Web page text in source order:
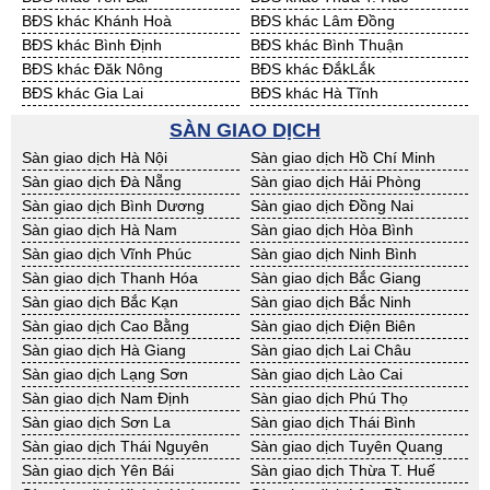
BĐS khác Khánh Hoà
BĐS khác Lâm Đồng
BĐS khác Bình Định
BĐS khác Bình Thuận
BĐS khác Đăk Nông
BĐS khác ĐắkLắk
BĐS khác Gia Lai
BĐS khác Hà Tĩnh
BĐS khác Ninh Thuận
BĐS khác Phú Yên
BĐS khác Quảng Bình
BĐS khác Quảng Nam
BĐS khác Quảng Ngãi
BĐS khác Bà Rịa - VT
BĐS khác Cần Thơ
BĐS khác An Giang
BĐS khác Bạc Liêu
BĐS khác Bến Tre
BĐS khác Bình Phước
BĐS khác Cà Mau
BĐS khác Đồng Tháp
BĐS khác Hậu Giang
BĐS khác Kiên Giang
BĐS khác Long An
BĐS khác Sóc Trăng
BĐS khác Tây Ninh
BĐS khác Tiền Giang
BĐS khác Trà Vinh
BĐS khác Vĩnh Long
BĐS khác Hải Dương
BĐS khác Hưng Yên
BĐS khác Quảng Ninh
SÀN GIAO DỊCH
Sàn giao dịch Hà Nội
Sàn giao dịch Hồ Chí Minh
Sàn giao dịch Đà Nẵng
Sàn giao dịch Hải Phòng
Sàn giao dịch Bình Dương
Sàn giao dịch Đồng Nai
Sàn giao dịch Hà Nam
Sàn giao dịch Hòa Bình
Sàn giao dịch Vĩnh Phúc
Sàn giao dịch Ninh Bình
Sàn giao dịch Thanh Hóa
Sàn giao dịch Bắc Giang
Sàn giao dịch Bắc Kạn
Sàn giao dịch Bắc Ninh
Sàn giao dịch Cao Bằng
Sàn giao dịch Điện Biên
Sàn giao dịch Hà Giang
Sàn giao dịch Lai Châu
Sàn giao dịch Lạng Sơn
Sàn giao dịch Lào Cai
Sàn giao dịch Nam Định
Sàn giao dịch Phú Thọ
Sàn giao dịch Sơn La
Sàn giao dịch Thái Bình
Sàn giao dịch Thái Nguyên
Sàn giao dịch Tuyên Quang
Sàn giao dịch Yên Bái
Sàn giao dịch Thừa T. Huế